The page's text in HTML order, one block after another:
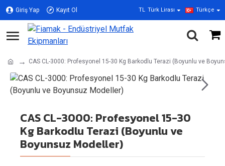
Giriş Yap Kayıt Ol TL Türk Lirası Türkçe
CAS CL-3000: Profesyonel 15-30 Kg Barkodlu Terazi (Boyunlu ve
CAS CL-3000: Profesyonel 15-30
Kg Barkodlu Terazi (Boyunlu ve
Boyunsuz Modeller)